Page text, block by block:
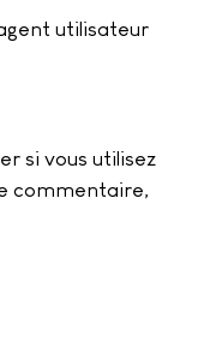
utilisateur
si vous utilisez
commentaire,